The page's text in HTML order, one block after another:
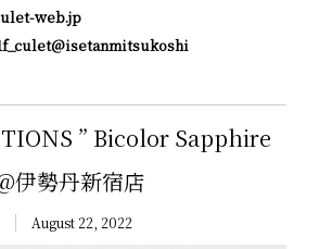
web.jp
” Bicolor Sapphire
伊勢丹新宿店
August 22, 2022